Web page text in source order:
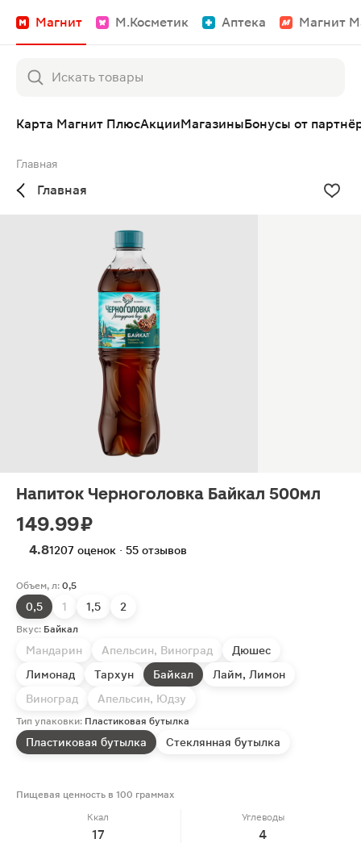
Магнит М.Косметик Аптека Магнит
Карта Магнит ПлюсАкцииМагазиныБонусы от
Главная
Главная
Напиток Черноголовка Байкал 500мл
149.99 ₽
4.81207 оценок · 55 отзывов
Объем, л: 0,5
0,5 1 1,5 2
Вкус: Байкал
Мандарин Апельсин, Виноград
Дюшес
Лимонад
Тархун Байкал
Лайм, Лимон
Виноград
Апельсин, Юдзу
Тип упаковки: Пластиковая бутылка
Пластиковая бутылка Стеклянная бутылка
Пищевая ценность в 100 граммах
Ккал
17
Углеводы
4